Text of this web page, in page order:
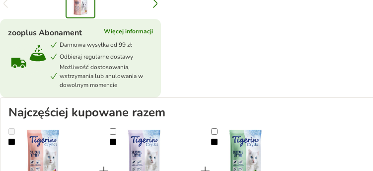
zooplus Abonament
Więcej informacji
Darmowa wysyłka od 99 zł
Odbieraj regularne dostawy
Możliwość dostosowania,
wstrzymania lub anulowania w
dowolnym momencie
Najczęściej kupowane razem
Tigerino Crystals, żwirek dla kota - zapach kwiatowyTigerino Crystals, żwirek dla kota - zapach lawendowyTigerino Crystals, żwirek dla kota - zapach aloe vera